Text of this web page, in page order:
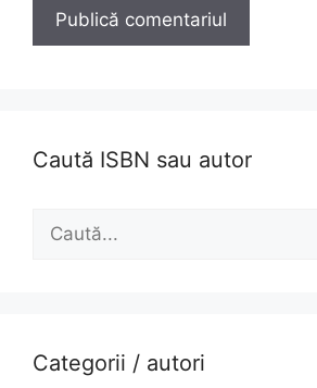
Caută ISBN sau autor
Caută
Categorii / autori